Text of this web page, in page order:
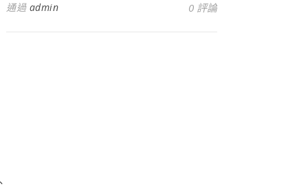
通過 admin 0 評論